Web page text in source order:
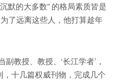
默的大多数” 的格局素质皆是
了远离这些人，他打算趁年
教授、教授、‘长江学者’，
十几篇权威刊物，完成几个